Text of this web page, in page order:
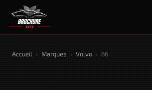
Accueil › Marques › Volvo › 66